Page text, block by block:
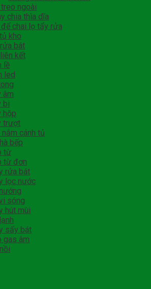
treo ngoài
chia thìa dĩa
để chai lọ tẩy rửa
kho
bát
kết
lề
led
âm
bi
hộp
trượt
nắm cánh tủ
bếp
từ
từ đơn
rửa bát
lọc nước
sóng
hút mùi
sấy bát
gas âm